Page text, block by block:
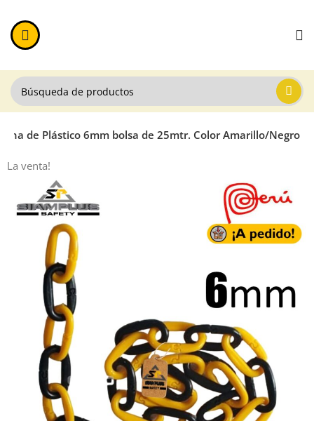
de Plástico 6mm bolsa de 25mtr. Color Amarillo/Negro
La venta!